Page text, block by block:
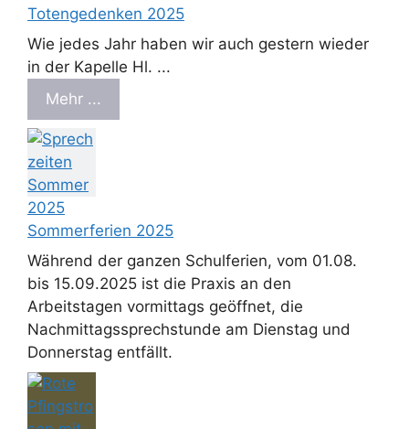
Totengedenken 2025
Wie jedes Jahr haben wir auch gestern wieder
in der Kapelle Hl. ...
Mehr ...
Sommerferien 2025
Während der ganzen Schulferien, vom 01.08.
bis 15.09.2025 ist die Praxis an den
Arbeitstagen vormittags geöffnet, die
Nachmittagssprechstunde am Dienstag und
Donnerstag entfällt.